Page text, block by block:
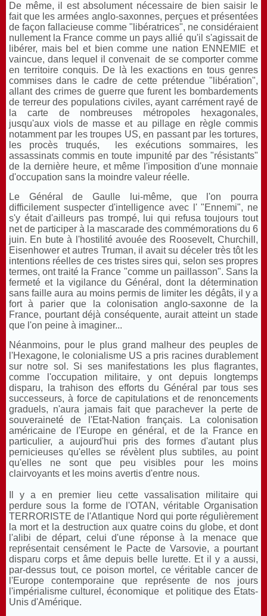
De même, il est absolument nécessaire de bien saisir le
fait que les armées anglo-saxonnes, perçues et présentées
de façon fallacieuse comme "libératrices", ne considéraient
nullement la France comme un pays allié qu'il s'agissait de
libérer, mais bel et bien comme une nation ENNEMIE et
vaincue, dans lequel il convenait de se comporter comme
en territoire conquis. De là les exactions en tous genres
commises dans le cadre de cette prétendue "libération",
allant des crimes de guerre que furent les bombardements
de terreur des populations civiles, ayant carrément rayé de
la carte de nombreuses métropoles hexagonales,
jusqu'aux viols de masse et au pillage en règle commis
notamment par les troupes US, en passant par les tortures,
les procès truqués, les exécutions sommaires, les
assassinats commis en toute impunité par des "résistants"
de la dernière heure, et même l'imposition d'une monnaie
d'occupation sans la moindre valeur réelle.
Le Général de Gaulle lui-même, que l'on pourra
difficilement suspecter d'intelligence avec l' "Ennemi", ne
s'y était d'ailleurs pas trompé, lui qui refusa toujours tout
net de participer à la mascarade des commémorations du 6
juin. En bute à l'hostilité avouée des Roosevelt, Churchill,
Eisenhower et autres Truman, il avait su déceler très tôt les
intentions réelles de ces tristes sires qui, selon ses propres
termes, ont traité la France "comme un paillasson". Sans la
fermeté et la vigilance du Général, dont la détermination
sans faille aura au moins permis de limiter les dégâts, il y a
fort à parier que la colonisation anglo-saxonne de la
France, pourtant déjà conséquente, aurait atteint un stade
que l'on peine à imaginer...
Néanmoins, pour le plus grand malheur des peuples de
l'Hexagone, le colonialisme US a pris racines durablement
sur notre sol. Si ses manifestations les plus flagrantes,
comme l'occupation militaire, y ont depuis longtemps
disparu, la trahison des efforts du Général par tous ses
successeurs, à force de capitulations et de renoncements
graduels, n'aura jamais fait que parachever la perte de
souveraineté de l'Etat-Nation français. La colonisation
américaine de l'Europe en général, et de la France en
particulier, a aujourd'hui pris des formes d'autant plus
pernicieuses qu'elles se révèlent plus subtiles, au point
qu'elles ne sont que peu visibles pour les moins
clairvoyants et les moins avertis d'entre nous.
Il y a en premier lieu cette vassalisation militaire qui
perdure sous la forme de l'OTAN, véritable Organisation
TERRORISTE de l'Atlantique Nord qui porte régulièrement
la mort et la destruction aux quatre coins du globe, et dont
l'alibi de départ, celui d'une réponse à la menace que
représentait censément le Pacte de Varsovie, a pourtant
disparu corps et âme depuis belle lurette. Et il y a aussi,
par-dessus tout, ce poison mortel, ce véritable cancer de
l'Europe contemporaine que représente de nos jours
l'impérialisme culturel, économique et politique des Etats-
Unis d'Amérique.